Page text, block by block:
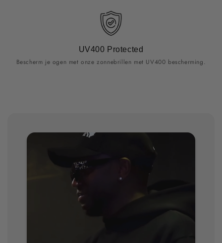
UV400 Protected
Bescherm je ogen met onze zonnebrillen met UV400 bescherming.